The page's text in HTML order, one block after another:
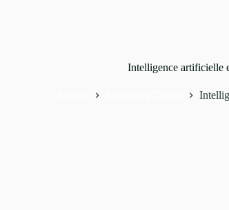
Intelligence artificielle